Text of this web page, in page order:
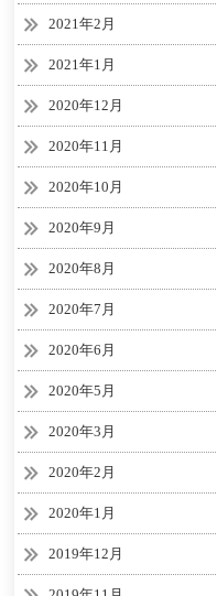
2021年2月
2021年1月
2020年12月
2020年11月
2020年10月
2020年9月
2020年8月
2020年7月
2020年6月
2020年5月
2020年3月
2020年2月
2020年1月
2019年12月